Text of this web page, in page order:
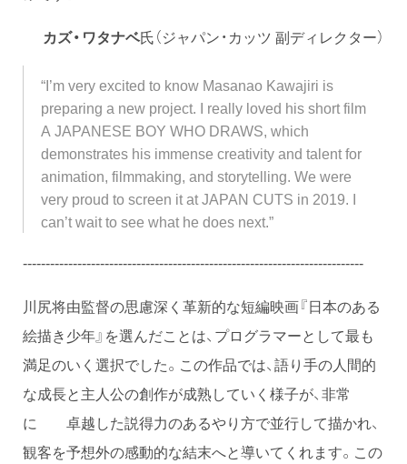
カズ・ワタナベ氏（ジャパン・カッツ 副ディレクター）
“I’m very excited to know Masanao Kawajiri is
preparing a new project. I really loved his short film
A JAPANESE BOY WHO DRAWS, which
demonstrates his immense creativity and talent for
animation, filmmaking, and storytelling. We were
very proud to screen it at JAPAN CUTS in 2019. I
can’t wait to see what he does next.”
---------------------------------------------------------------------------
川尻将由監督の思慮深く革新的な短編映画『日本のある
絵描き少年』を選んだことは、プログラマーとして最も
満足のいく選択でした。この作品では、語り手の人間的
な成長と主人公の創作が成熟していく様子が、非常
に 卓越した説得力のあるやり方で並行して描かれ、
観客を予想外の感動的な結末へと導いてくれます。この